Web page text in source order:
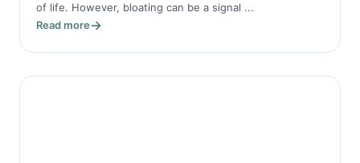
of life. However, bloating can be a signal ...
Read more